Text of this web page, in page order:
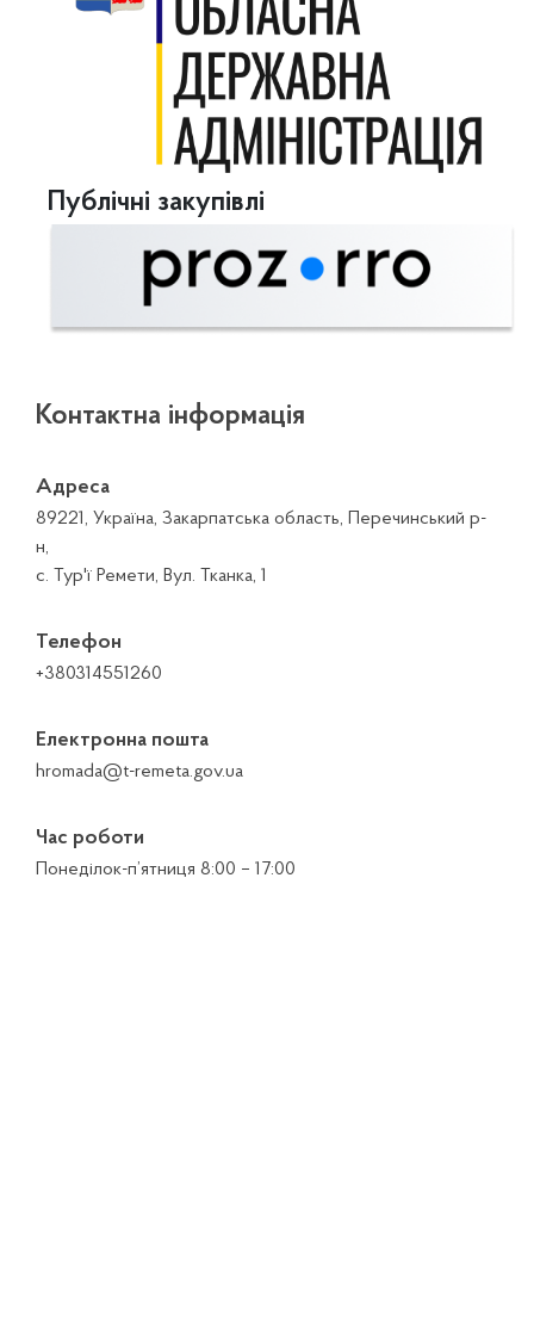
Публічні закупівлі
Контактна інформація
Адреса
89221, Україна, Закарпатська область, Перечинський р-
н,
с. Тур'ї Ремети, Вул. Тканка, 1
Телефон
+380314551260
Електронна пошта
hromada@t-remeta.gov.ua
Час роботи
Понеділок-п’ятниця 8:00 – 17:00